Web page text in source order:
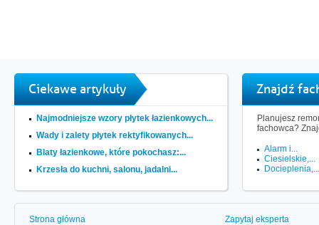
Ciekawe artykuły
Najmodniejsze wzory płytek łazienkowych...
Wady i zalety płytek rektyfikowanych...
Blaty łazienkowe, które pokochasz:...
Krzesła do kuchni, salonu, jadalni...
Znajdź
Planujesz
fachowca?
Alarm i...
Ciesielskie,...
Docieplenia,...
Strona główna
Zapytaj eksperta